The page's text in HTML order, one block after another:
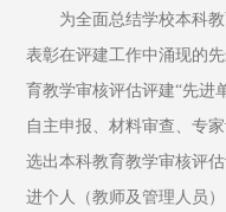
为全面总结学校本科
表彰在评建工作中涌现的
育教学审核评估评建“先进
自主申报、材料审查、专
选出本科教育教学审核评
进个人（教师及管理人员）